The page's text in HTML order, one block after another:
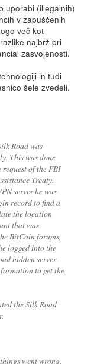
uporabi (illegalnih)
v zapuščenih
več kot
najbrž pri
zasvojenosti.
in tudi
šele zvedeli.
Road was
This was done
of the FBI
Treaty.
server he was
record to find a
the location
that was
BitCoin forums,
logged into the
hidden server
to get the
the Silk Road
went wrong,